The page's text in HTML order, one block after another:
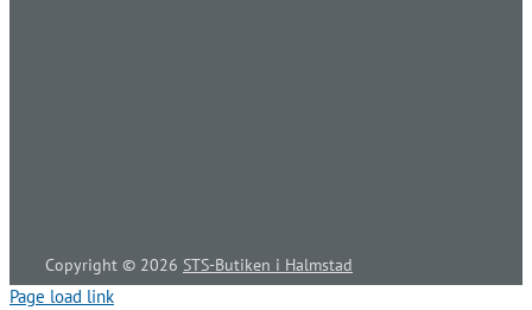
Copyright © 2026 STS-Butiken i Halmstad
Page load link